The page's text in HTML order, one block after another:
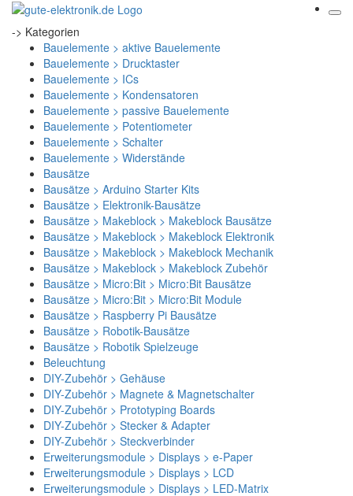
-> Kategorien
Bauelemente > aktive Bauelemente
Bauelemente > Drucktaster
Bauelemente > ICs
Bauelemente > Kondensatoren
Bauelemente > passive Bauelemente
Bauelemente > Potentiometer
Bauelemente > Schalter
Bauelemente > Widerstände
Bausätze
Bausätze > Arduino Starter Kits
Bausätze > Elektronik-Bausätze
Bausätze > Makeblock > Makeblock Bausätze
Bausätze > Makeblock > Makeblock Elektronik
Bausätze > Makeblock > Makeblock Mechanik
Bausätze > Makeblock > Makeblock Zubehör
Bausätze > Micro:Bit > Micro:Bit Bausätze
Bausätze > Micro:Bit > Micro:Bit Module
Bausätze > Raspberry Pi Bausätze
Bausätze > Robotik-Bausätze
Bausätze > Robotik Spielzeuge
Beleuchtung
DIY-Zubehör > Gehäuse
DIY-Zubehör > Magnete & Magnetschalter
DIY-Zubehör > Prototyping Boards
DIY-Zubehör > Stecker & Adapter
DIY-Zubehör > Steckverbinder
Erweiterungsmodule > Displays > e-Paper
Erweiterungsmodule > Displays > LCD
Erweiterungsmodule > Displays > LED-Matrix